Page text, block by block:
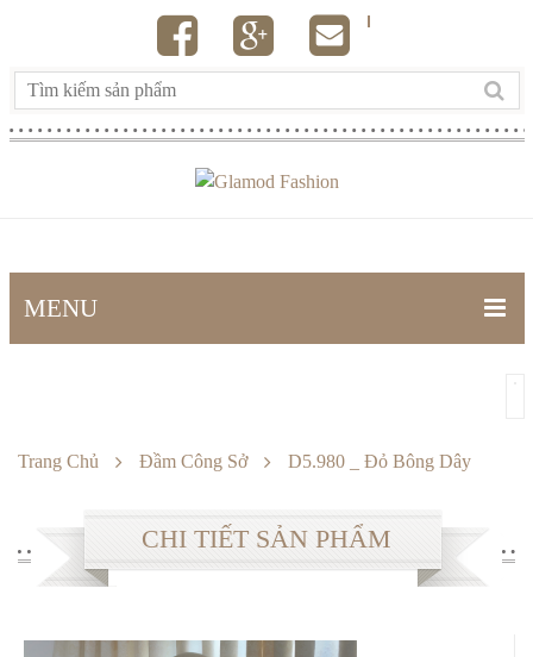
MENU
Đầm công sở
Sản phẩm khuyến mại
Trang Chủ Đầm Công Sở D5.980 _ Đỏ Bông Dây
CHI TIẾT SẢN PHẨM